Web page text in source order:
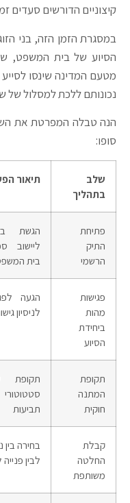
קיצוניים הדורשים סעדים
במסגרת הזמן הזה, בני
הסיוע של בית המשפט, שם
מטעם המדינה שינסו
נכונותם ללכת למסלול של
הנה טבלה המפרטת את
סופו:
שלב
בתהליך
תיאור
פתיחת
התיק
הרשמי
הגשת
ליישוב
בית
פגישות
מהות
ביחידת
הסיוע
הגעה
לניסיון
תקופת
המתנה
חוקית
תקופת
תביעות
קבלת
החלטה
משותפת
בחירה
לבין